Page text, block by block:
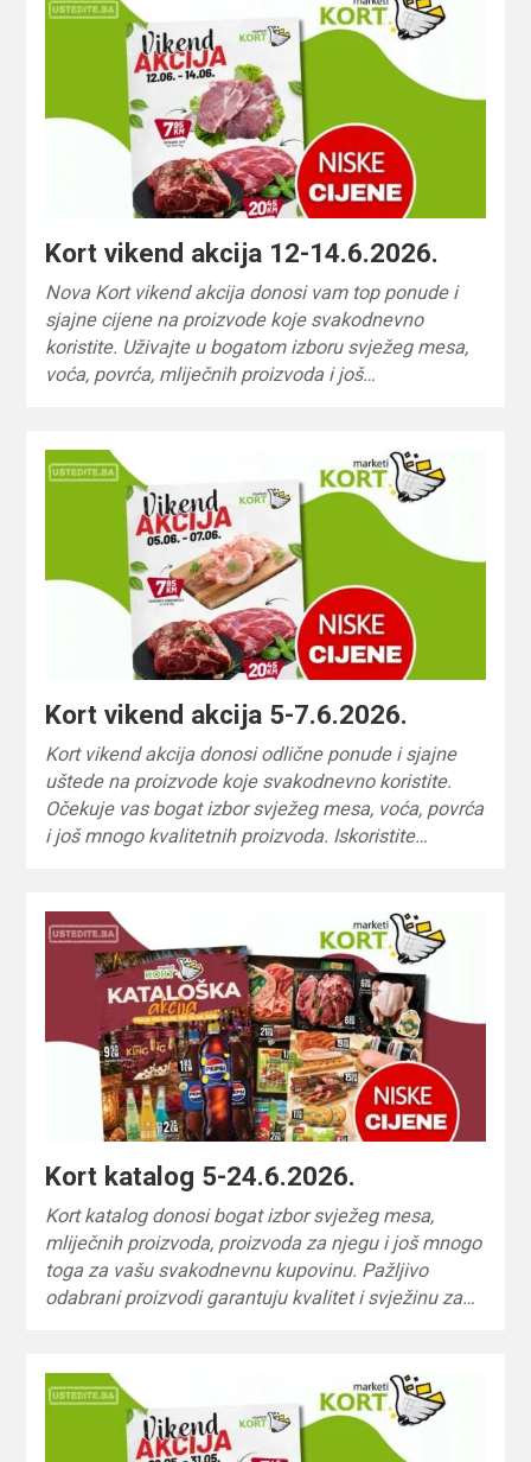
Kort vikend akcija 12-14.6.2026.
Nova Kort vikend akcija donosi vam top ponude i
sjajne cijene na proizvode koje svakodnevno
koristite. Uživajte u bogatom izboru svježeg mesa,
voća, povrća, mliječnih proizvoda i još…
Kort vikend akcija 5-7.6.2026.
Kort vikend akcija donosi odlične ponude i sjajne
uštede na proizvode koje svakodnevno koristite.
Očekuje vas bogat izbor svježeg mesa, voća, povrća
i još mnogo kvalitetnih proizvoda. Iskoristite…
Kort katalog 5-24.6.2026.
Kort katalog donosi bogat izbor svježeg mesa,
mliječnih proizvoda, proizvoda za njegu i još mnogo
toga za vašu svakodnevnu kupovinu. Pažljivo
odabrani proizvodi garantuju kvalitet i svježinu za…